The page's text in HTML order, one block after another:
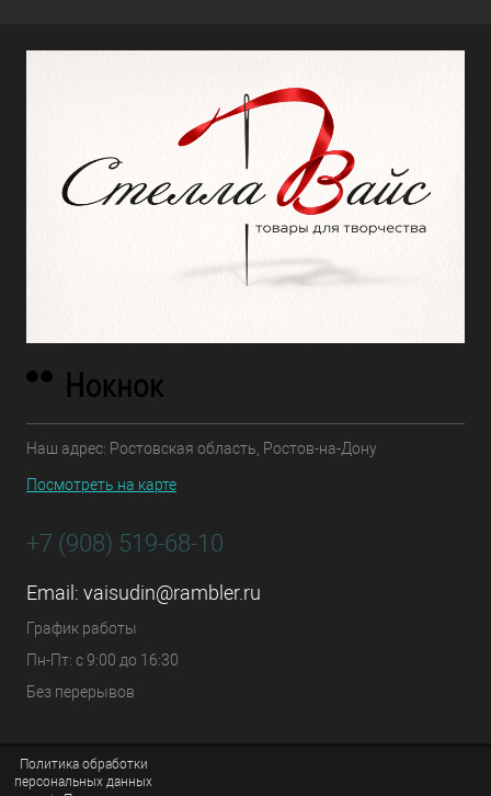
Наш адрес: Ростовская область, Ростов-на-Дону
Посмотреть на карте
+7 (908) 519-68-10
Email: vaisudin@rambler.ru
График работы
Пн-Пт: с 9:00 до 16:30
Без перерывов
Политика обработки
персональных данных